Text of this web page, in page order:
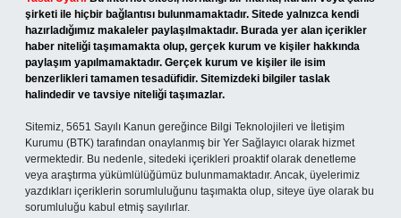
şirketi ile hiçbir bağlantısı bulunmamaktadır. Sitede yalnızca kendi
hazırladığımız makaleler paylaşılmaktadır. Burada yer alan içerikler
haber niteliği taşımamakta olup, gerçek kurum ve kişiler hakkında
paylaşım yapılmamaktadır. Gerçek kurum ve kişiler ile isim
benzerlikleri tamamen tesadüfidir. Sitemizdeki bilgiler taslak
halindedir ve tavsiye niteliği taşımazlar.
Sitemiz, 5651 Sayılı Kanun gereğince Bilgi Teknolojileri ve İletişim
Kurumu (BTK) tarafından onaylanmış bir Yer Sağlayıcı olarak hizmet
vermektedir. Bu nedenle, sitedeki içerikleri proaktif olarak denetleme
veya araştırma yükümlülüğümüz bulunmamaktadır. Ancak, üyelerimiz
yazdıkları içeriklerin sorumluluğunu taşımakta olup, siteye üye olarak bu
sorumluluğu kabul etmiş sayılırlar.